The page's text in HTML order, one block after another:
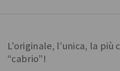
L’originale, l’unica, la
“cabrio”!